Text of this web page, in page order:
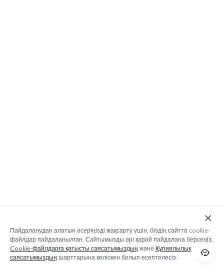
Пайдаланудан алатын әсеріңізді жақсарту үшін, біздің сайтта cookie-
файлдар пайдаланылған. Сайтымызды әрі қарай пайдалана берсеңіз,
Cookie-файлдарға қатысты саясатымыздыңжәне Құпиялылық
саясатымыздыңшарттарына келіскен болып есептелесіз.